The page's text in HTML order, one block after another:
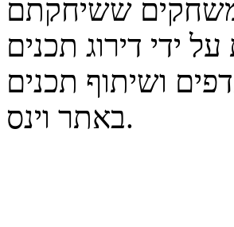
ידי דירוג תכנים
ושיתוף תכנים
באתר וינס.